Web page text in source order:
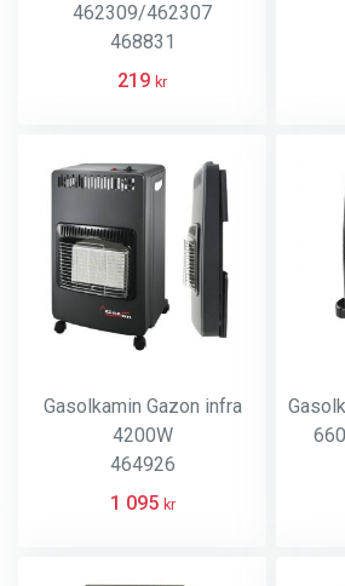
462309/462307
468831
219 kr
Gasolkamin Gazon infra
4200W
464926
1 095 kr